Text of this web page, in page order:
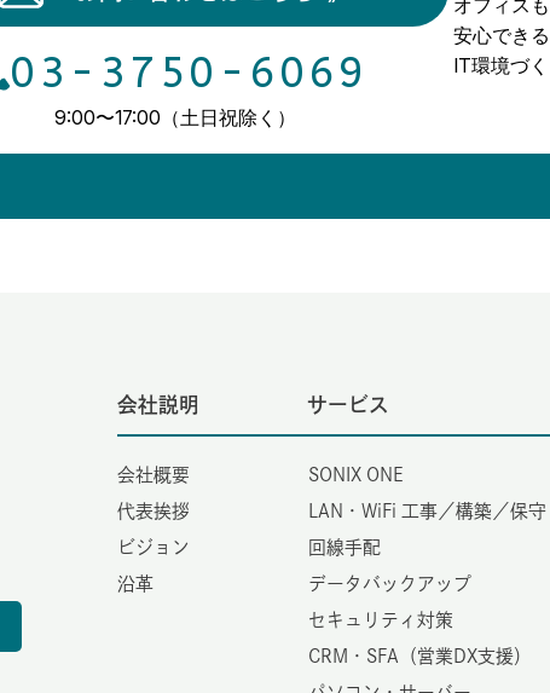
03-3750-6069
9:00〜17:00（土日祝除く）
オフィス
安心できる
IT環境づく
会社説明 サービス
会社概要
代表挨拶
ビジョン
沿革
SONIX ONE
LAN・WiFi 工事／構築／保守
回線手配
データバックアップ
セキュリティ対策
CRM・SFA（営業DX支援）